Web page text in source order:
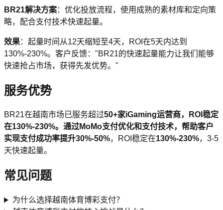
BR21解决方案：优化投放流程，使用成熟的素材库和定向策
略，配合支付技术快速起量。
效果：起量时间从12天缩短至4天，ROI在5天内达到
130%-230%。客户反馈："BR21的快速起量能力让我们能够
快速抢占市场，获得先发优势。"
服务优势
BR21在越南市场已服务超过50+家iGaming运营商，ROI稳定
在130%-230%。通过MoMo支付优化和支付技术，帮助客户
实现支付成功率提升30%-50%，ROI稳定在130%-230%，3-5
天快速起量。
常见问题
为什么选择越南体育博彩支付？